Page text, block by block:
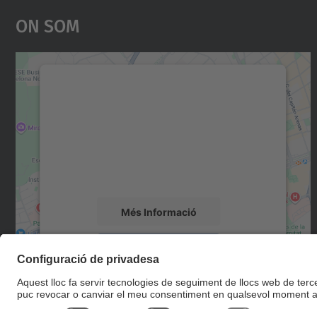
On Som
Més Informació
Management Platform